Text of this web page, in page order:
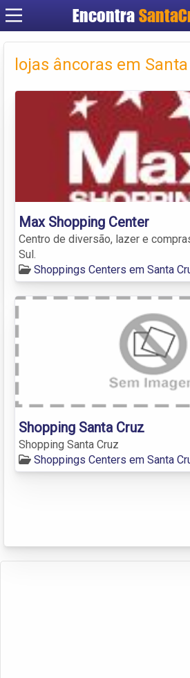
Encontra
Criar conta
lojas âncoras em
Max Shopping Center
Centro de diversão, lazer e
Sul.
Shoppings Centers em Santa
Shopping Santa Cruz
Shopping Santa Cruz
Shoppings Centers em Santa